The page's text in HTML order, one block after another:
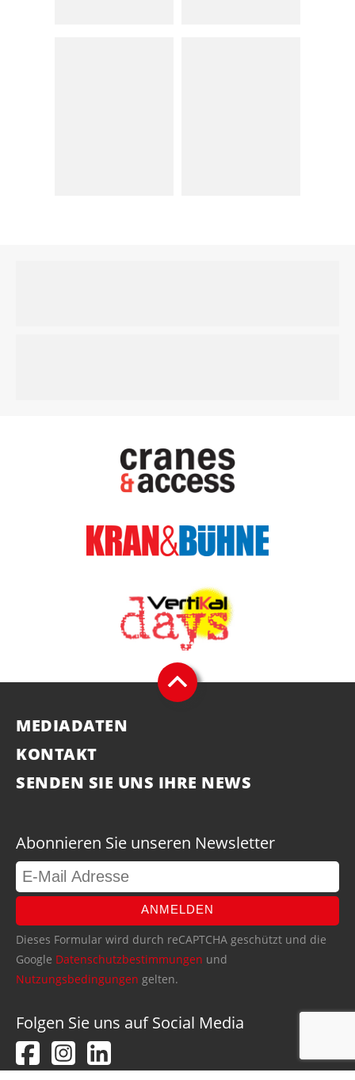
MEDIADATEN
KONTAKT
SENDEN SIE UNS IHRE NEWS
Abonnieren Sie unseren Newsletter
ANMELDEN
Dieses Formular wird durch reCAPTCHA geschützt und die
Google Datenschutzbestimmungen und
Nutzungsbedingungen gelten.
Folgen Sie uns auf Social Media